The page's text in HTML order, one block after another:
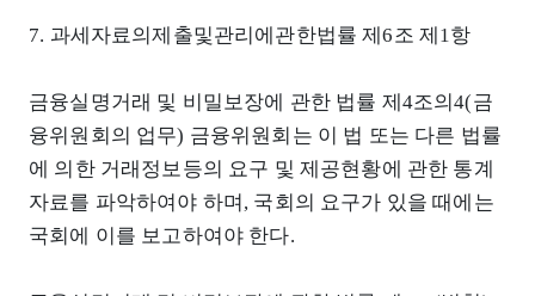
7. 과세자료의제출및관리에관한법률 제6조 제1항
금융실명거래 및 비밀보장에 관한 법률 제4조의4(금
융위원회의 업무) 금융위원회는 이 법 또는 다른 법률
에 의한 거래정보등의 요구 및 제공현황에 관한 통계
자료를 파악하여야 하며, 국회의 요구가 있을 때에는
국회에 이를 보고하여야 한다.